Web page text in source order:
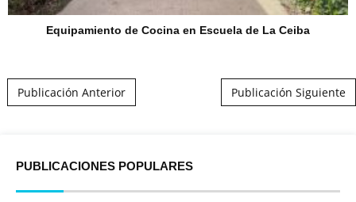
Equipamiento de Cocina en Escuela de La Ceiba
Publicación Anterior Publicación Siguiente
PUBLICACIONES POPULARES